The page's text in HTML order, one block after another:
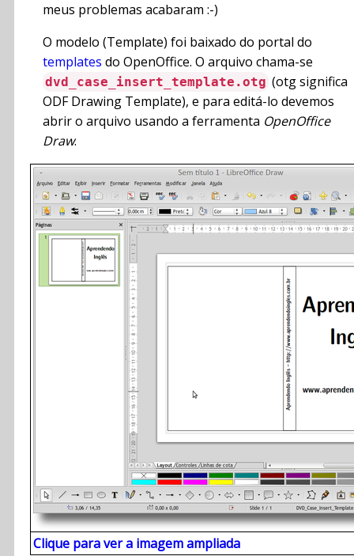
meus problemas acabaram :-)
O modelo (Template) foi baixado do portal do
templates do OpenOffice. O arquivo chama-se
dvd_case_insert_template.otg (otg significa
ODF Drawing Template), e para editá-lo devemos
abrir o arquivo usando a ferramenta OpenOffice
Draw.
Clique para ver a imagem ampliada